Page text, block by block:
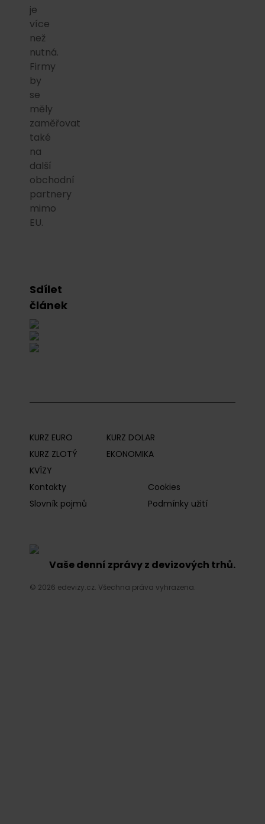
je
více
než
nutná.
Firmy
by
se
měly
zaměřovat
také
na
další
obchodní
partnery
mimo
EU.
Sdílet
článek
KURZ EURO
KURZ DOLAR
KURZ ZLOTÝ
EKONOMIKA
KVÍZY
Kontakty
Cookies
Slovník pojmů
Podmínky užití
Vaše denní zprávy z devizových trhů.
© 2026 edevizy.cz. Všechna práva vyhrazena.